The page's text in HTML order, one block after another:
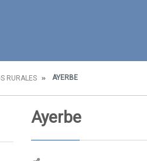
RURALES AYERBE
Ayerbe